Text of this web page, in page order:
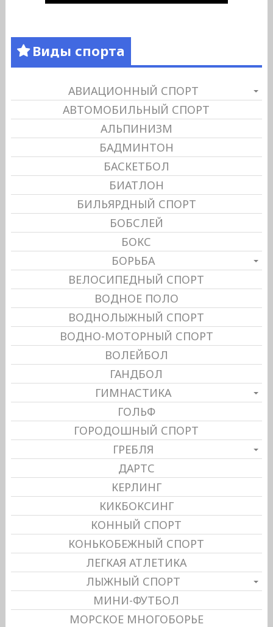
Виды спорта
АВИАЦИОННЫЙ СПОРТ
АВТОМОБИЛЬНЫЙ СПОРТ
АЛЬПИНИЗМ
БАДМИНТОН
БАСКЕТБОЛ
БИАТЛОН
БИЛЬЯРДНЫЙ СПОРТ
БОБСЛЕЙ
БОКС
БОРЬБА
ВЕЛОСИПЕДНЫЙ СПОРТ
ВОДНОЕ ПОЛО
ВОДНОЛЫЖНЫЙ СПОРТ
ВОДНО-МОТОРНЫЙ СПОРТ
ВОЛЕЙБОЛ
ГАНДБОЛ
ГИМНАСТИКА
ГОЛЬФ
ГОРОДОШНЫЙ СПОРТ
ГРЕБЛЯ
ДАРТС
КЕРЛИНГ
КИКБОКСИНГ
КОННЫЙ СПОРТ
КОНЬКОБЕЖНЫЙ СПОРТ
ЛЕГКАЯ АТЛЕТИКА
ЛЫЖНЫЙ СПОРТ
МИНИ-ФУТБОЛ
МОРСКОЕ МНОГОБОРЬЕ